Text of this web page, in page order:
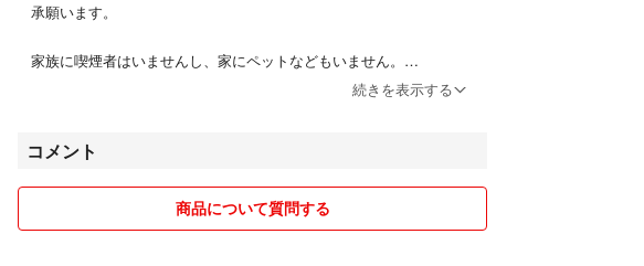
承願います。
家族に喫煙者はいませんし、家にペットなどもいません。
その為、タバコ臭、ペット臭などの心配はありませんが
商品は丁寧にプチプチ等で梱包しております。
基本、平日は翌日または翌々日配送を行っていますが、土日祝は家族
続きを表示する
コメント
商品について質問する